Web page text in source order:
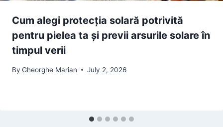
Cum alegi protecția solară potrivită
pentru pielea ta și previi arsurile solare în
timpul verii
By Gheorghe Marian July 2, 2026